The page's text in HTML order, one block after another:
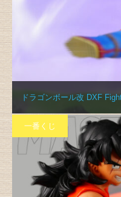
ドラゴンボール改 DXF
一番くじ